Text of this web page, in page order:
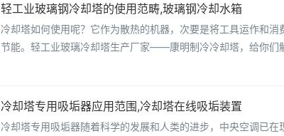
轻工业玻璃钢冷却塔的使用范畴,玻璃钢冷却水箱
冷却塔如何使用呢？它作为散热的机器，次要是将工具运作和
节能。轻工业玻璃冷却塔生产厂家——康明制冷冷却塔，给你们
冷却塔专用吸垢器应用范围,冷却塔在线吸垢装置
冷却塔专用吸垢器随着科学的发展和人类的进步，中央空调已